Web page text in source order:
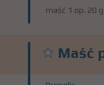
maść 1 op. 20
Maść